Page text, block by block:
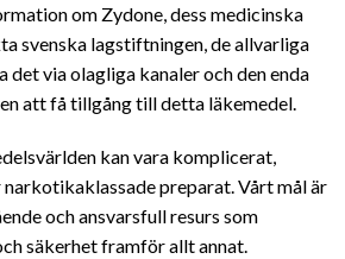
om Zydone, dess medicinska
svenska lagstiftningen, de allvarliga
det via olagliga kanaler och den enda
att få tillgång till detta läkemedel.
kan vara komplicerat,
preparat. Vårt mål är
och ansvarsfull resurs som
säkerhet framför alltannat.